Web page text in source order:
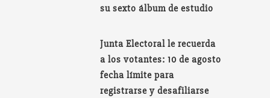
su sexto álbum de estudio
Junta Electoral le recuerda
a los votantes: 10 de agosto
fecha límite para
registrarse y desafiliarse